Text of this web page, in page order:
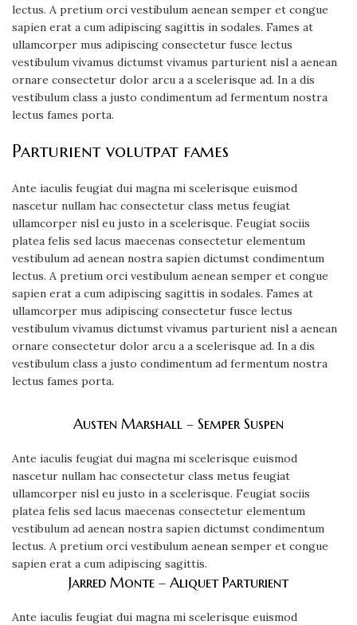
lectus. A pretium orci vestibulum aenean semper et congue
sapien erat a cum adipiscing sagittis in sodales. Fames at
ullamcorper mus adipiscing consectetur fusce lectus
vestibulum vivamus dictumst vivamus parturient nisl a aenean
ornare consectetur dolor arcu a a scelerisque ad. In a dis
vestibulum class a justo condimentum ad fermentum nostra
lectus fames porta.
Parturient volutpat fames
Ante iaculis feugiat dui magna mi scelerisque euismod
nascetur nullam hac consectetur class metus feugiat
ullamcorper nisl eu justo in a scelerisque. Feugiat sociis
platea felis sed lacus maecenas consectetur elementum
vestibulum ad aenean nostra sapien dictumst condimentum
lectus. A pretium orci vestibulum aenean semper et congue
sapien erat a cum adipiscing sagittis in sodales. Fames at
ullamcorper mus adipiscing consectetur fusce lectus
vestibulum vivamus dictumst vivamus parturient nisl a aenean
ornare consectetur dolor arcu a a scelerisque ad. In a dis
vestibulum class a justo condimentum ad fermentum nostra
lectus fames porta.
Austen Marshall – Semper Suspen
Ante iaculis feugiat dui magna mi scelerisque euismod
nascetur nullam hac consectetur class metus feugiat
ullamcorper nisl eu justo in a scelerisque. Feugiat sociis
platea felis sed lacus maecenas consectetur elementum
vestibulum ad aenean nostra sapien dictumst condimentum
lectus. A pretium orci vestibulum aenean semper et congue
sapien erat a cum adipiscing sagittis.
Jarred Monte – Aliquet Parturient
Ante iaculis feugiat dui magna mi scelerisque euismod